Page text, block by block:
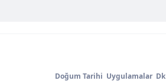
Doğum Tarihi Uygulamalar Dk